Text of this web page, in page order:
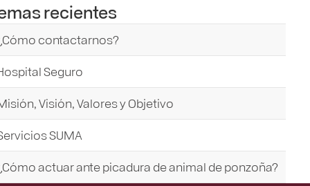
recientes
contactarnos?
Seguro
Visión, Valores y Objetivo
SUMA
actuar ante picadura de animal de ponzoña?